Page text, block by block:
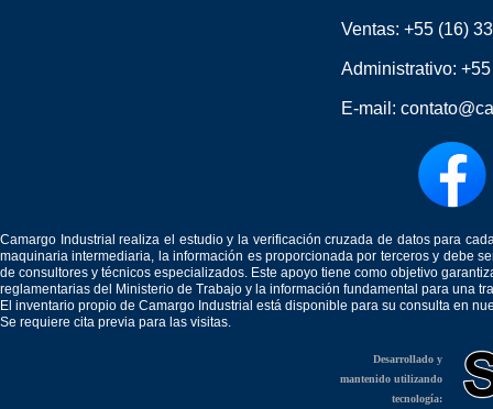
Ventas: +55 (16)
Administrativo:
E-mail:
Camargo Industrial realiza el estudio y la verificación cruzada de datos para
maquinaria intermediaria, la información es proporcionada por terceros y debe
de consultores y técnicos especializados. Este apoyo tiene como objetivo
reglamentarias del Ministerio de Trabajo y la información fundamental para una
El inventario propio de Camargo Industrial está disponible para su consulta en
Se requiere cita previa para las visitas.
Desarrollado y
mantenido utilizando
tecnología: